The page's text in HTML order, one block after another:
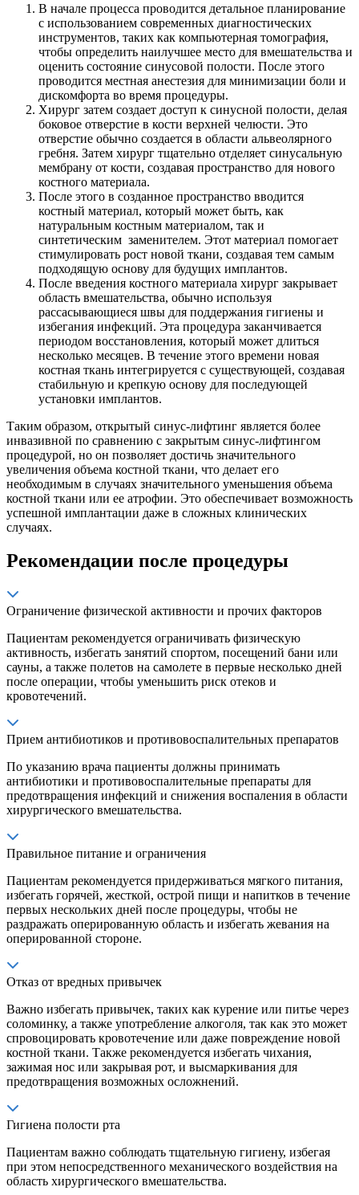
В начале процесса проводится детальное планирование
с использованием современных диагностических
инструментов, таких как компьютерная томография,
чтобы определить наилучшее место для вмешательства и
оценить состояние синусовой полости. После этого
проводится местная анестезия для минимизации боли и
дискомфорта во время процедуры.
Хирург затем создает доступ к синусной полости, делая
боковое отверстие в кости верхней челюсти. Это
отверстие обычно создается в области альвеолярного
гребня. Затем хирург тщательно отделяет синусальную
мембрану от кости, создавая пространство для нового
костного материала.
После этого в созданное пространство вводится
костный материал, который может быть, как
натуральным костным материалом, так и
синтетическим заменителем. Этот материал помогает
стимулировать рост новой ткани, создавая тем самым
подходящую основу для будущих имплантов.
После введения костного материала хирург закрывает
область вмешательства, обычно используя
рассасывающиеся швы для поддержания гигиены и
избегания инфекций. Эта процедура заканчивается
периодом восстановления, который может длиться
несколько месяцев. В течение этого времени новая
костная ткань интегрируется с существующей, создавая
стабильную и крепкую основу для последующей
установки имплантов.
Таким образом, открытый синус-лифтинг является более
инвазивной по сравнению с закрытым синус-лифтингом
процедурой, но он позволяет достичь значительного
увеличения объема костной ткани, что делает его
необходимым в случаях значительного уменьшения объема
костной ткани или ее атрофии. Это обеспечивает возможность
успешной имплантации даже в сложных клинических
случаях.
Рекомендации после процедуры
Ограничение физической активности и прочих факторов
Пациентам рекомендуется ограничивать физическую
активность, избегать занятий спортом, посещений бани или
сауны, а также полетов на самолете в первые несколько дней
после операции, чтобы уменьшить риск отеков и
кровотечений.
Прием антибиотиков и противовоспалительных препаратов
По указанию врача пациенты должны принимать
антибиотики и противовоспалительные препараты для
предотвращения инфекций и снижения воспаления в области
хирургического вмешательства.
Правильное питание и ограничения
Пациентам рекомендуется придерживаться мягкого питания,
избегать горячей, жесткой, острой пищи и напитков в течение
первых нескольких дней после процедуры, чтобы не
раздражать оперированную область и избегать жевания на
оперированной стороне.
Отказ от вредных привычек
Важно избегать привычек, таких как курение или питье через
соломинку, а также употребление алкоголя, так как это может
спровоцировать кровотечение или даже повреждение новой
костной ткани. Также рекомендуется избегать чихания,
зажимая нос или закрывая рот, и высмаркивания для
предотвращения возможных осложнений.
Гигиена полости рта
Пациентам важно соблюдать тщательную гигиену, избегая
при этом непосредственного механического воздействия на
область хирургического вмешательства.